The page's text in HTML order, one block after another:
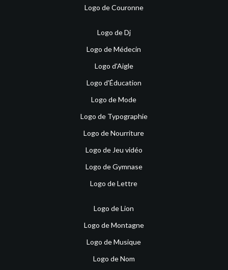
Logo de Couronne
Logo de Dj
Logo de Médecin
Logo d'Aigle
Logo d'Éducation
Logo de Mode
Logo de Typographie
Logo de Nourriture
Logo de Jeu vidéo
Logo de Gymnase
Logo de Lettre
Logo de Lion
Logo de Montagne
Logo de Musique
Logo de Nom